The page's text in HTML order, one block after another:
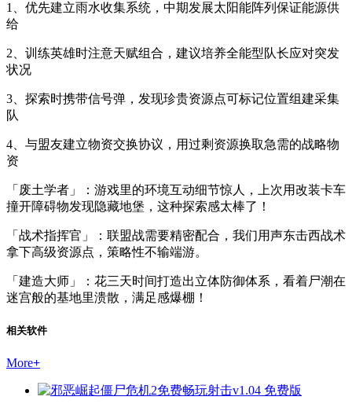
1、优先建立雨水收集系统，中期发展太阳能阵列保证能源供
给
2、训练英雄时注意天赋组合，建议培养全能型队长应对突发
状况
3、探索时携带信号弹，发现珍贵资源点可标记位置组建采集
队
4、与盟友建立物资交换协议，用过剩资源换取急需的战略物
资
「废土学者」：游戏里的环境互动细节惊人，上次用改装卡车
撞开障碍物发现隐藏地堡，这种探索感太棒了！
「战术指挥官」：联盟战需要精密配合，我们用声东击西战术
拿下高级资源点，策略性不输端游。
「建造大师」：花三天时间打造出立体防御体系，看着尸潮在
迷宫般的基地里溃散，满足感爆棚！
相关软件
More+